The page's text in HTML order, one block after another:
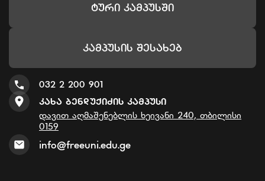
Ტური Კამპუსში
Კამპუსის Შესახებ
032 2 200 901
Კახა Ბენდუქიძის Კამპუსი
დავით აღმაშენებლის ხეივანი 240, თბილისი
0159
info@freeuni.edu.ge